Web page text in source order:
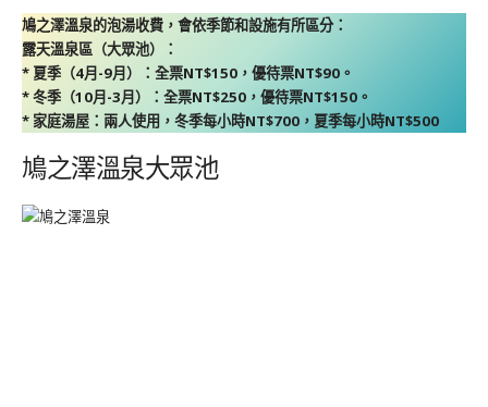
鳩之澤溫泉的泡湯收費，會依季節和設施有所區分：
露天溫泉區（大眾池）：
* 夏季（4月-9月）：全票NT$150，優待票NT$90。
* 冬季（10月-3月）：全票NT$250，優待票NT$150。
* 家庭湯屋：兩人使用，冬季每小時NT$700，夏季每小時NT$500
鳩之澤溫泉大眾池